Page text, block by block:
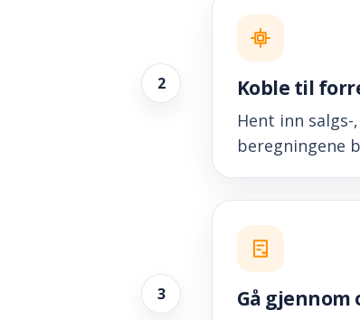
2 Koble til
Hent inn
beregningene
3 Gå